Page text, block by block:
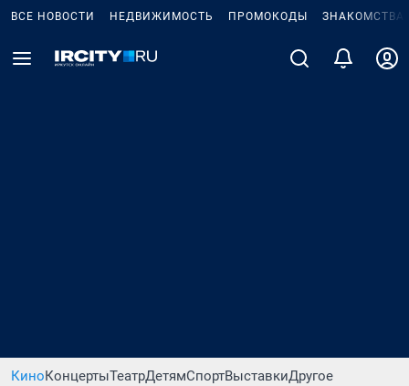
ВСЕ НОВОСТИ НЕДВИЖИМОСТЬ ПРОМОКОДЫ ЗНАКОМСТВА
КиноКонцертыТеатрДетямСпортВыставкиДругое